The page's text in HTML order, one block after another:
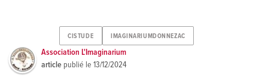
CISTUDE IMAGINARIUMDONNEZAC
Association L'Imaginarium
article publié le13/12/2024